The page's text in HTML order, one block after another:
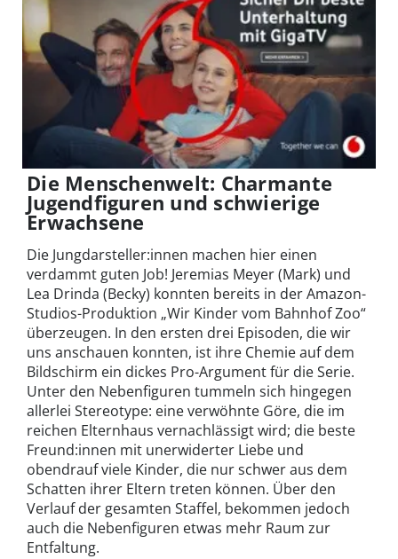
Die Menschenwelt: Charmante
Jugendfiguren und schwierige
Erwachsene
Die Jungdarsteller:innen machen hier einen
verdammt guten Job! Jeremias Meyer (Mark) und
Lea Drinda (Becky) konnten bereits in der Amazon-
Studios-Produktion „Wir Kinder vom Bahnhof Zoo“
überzeugen. In den ersten drei Episoden, die wir
uns anschauen konnten, ist ihre Chemie auf dem
Bildschirm ein dickes Pro-Argument für die Serie.
Unter den Nebenfiguren tummeln sich hingegen
allerlei Stereotype: eine verwöhnte Göre, die im
reichen Elternhaus vernachlässigt wird; die beste
Freund:innen mit unerwiderter Liebe und
obendrauf viele Kinder, die nur schwer aus dem
Schatten ihrer Eltern treten können. Über den
Verlauf der gesamten Staffel, bekommen jedoch
auch die Nebenfiguren etwas mehr Raum zur
Entfaltung.